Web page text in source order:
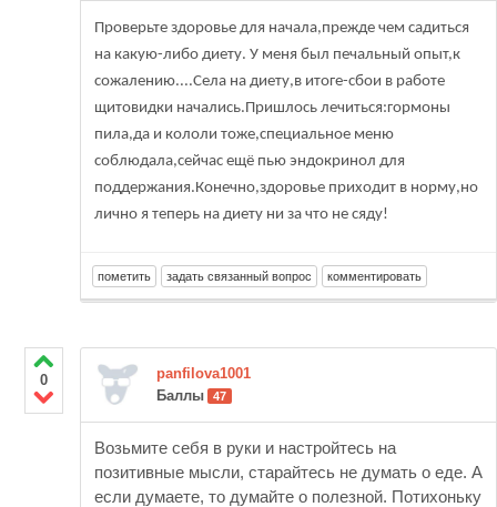
Проверьте здоровье для начала,прежде чем садиться
на какую-либо диету. У меня был печальный опыт,к
сожалению....Села на диету,в итоге-сбои в работе
щитовидки начались.Пришлось лечиться:гормоны
пила,да и кололи тоже,специальное меню
соблюдала,сейчас ещё пью эндокринол для
поддержания.Конечно,здоровье приходит в норму,но
лично я теперь на диету ни за что не сяду!
0
panfilova1001
Баллы
47
Возьмите себя в руки и настройтесь на
позитивные мысли, старайтесь не думать о еде. А
если думаете, то думайте о полезной. Потихоньку